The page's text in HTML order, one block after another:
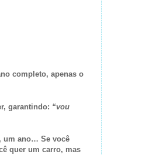
completo, apenas o
garantindo: “vou
um ano… Se você
quer um carro, mas